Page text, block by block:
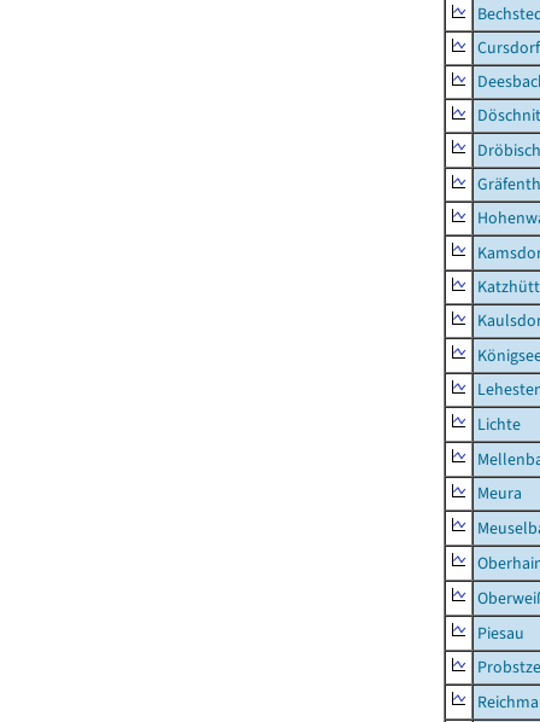
Cursdorf
Lichte
Meura
Piesau